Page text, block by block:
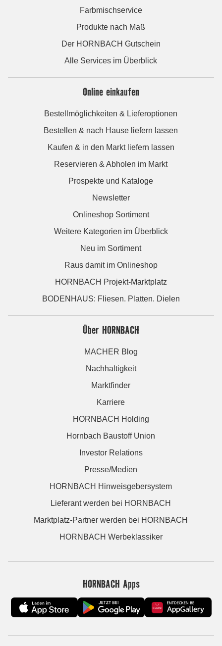
Farbmischservice
Produkte nach Maß
Der HORNBACH Gutschein
Alle Services im Überblick
Online einkaufen
Bestellmöglichkeiten & Lieferoptionen
Bestellen & nach Hause liefern lassen
Kaufen & in den Markt liefern lassen
Reservieren & Abholen im Markt
Prospekte und Kataloge
Newsletter
Onlineshop Sortiment
Weitere Kategorien im Überblick
Neu im Sortiment
Raus damit im Onlineshop
HORNBACH Projekt-Marktplatz
BODENHAUS: Fliesen. Platten. Dielen
Über HORNBACH
MACHER Blog
Nachhaltigkeit
Marktfinder
Karriere
HORNBACH Holding
Hornbach Baustoff Union
Investor Relations
Presse/Medien
HORNBACH Hinweisgebersystem
Lieferant werden bei HORNBACH
Marktplatz-Partner werden bei HORNBACH
HORNBACH Werbeklassiker
HORNBACH Apps